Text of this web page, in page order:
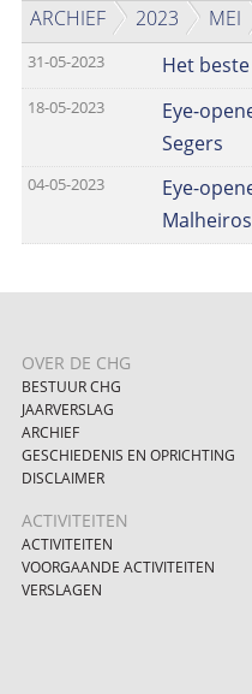
ARCHIEF 2023 MEI
31-05-2023 Het
18-05-2023
Eye-
Segers
04-05-2023
Eye-
Malheiros
OVER DE CHG
BESTUUR CHG
JAARVERSLAG
ARCHIEF
GESCHIEDENIS EN OPRICHTING
DISCLAIMER
ACTIVITEITEN
ACTIVITEITEN
VOORGAANDE ACTIVITEITEN
VERSLAGEN